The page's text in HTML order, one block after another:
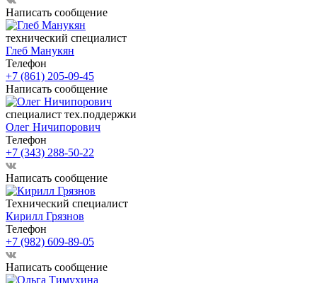
Написать сообщение
технический специалист
Глеб Манукян
Телефон
+7 (861) 205-09-45
Написать сообщение
специалист тех.поддержки
Олег Ничипорович
Телефон
+7 (343) 288-50-22
Написать сообщение
Технический специалист
Кирилл Грязнов
Телефон
+7 (982) 609-89-05
Написать сообщение